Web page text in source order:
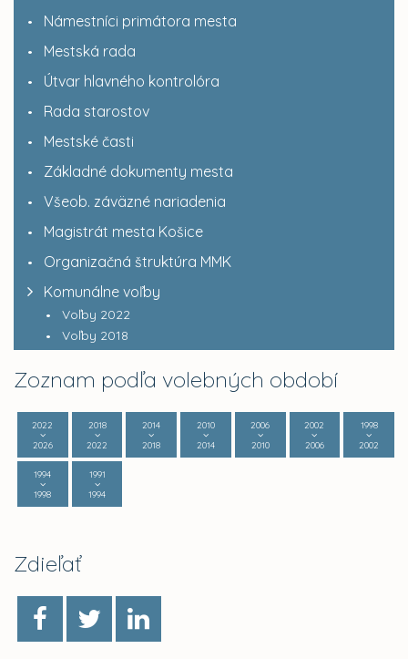
Námestníci primátora mesta
Mestská rada
Útvar hlavného kontrolóra
Rada starostov
Mestské časti
Základné dokumenty mesta
Všeob. záväzné nariadenia
Magistrát mesta Košice
Organizačná štruktúra MMK
Komunálne voľby
Voľby 2022
Voľby 2018
Zoznam podľa volebných období
2022
2026
2018
2022
2014
2018
2010
2014
2006
2010
2002
2006
1998
2002
1994
1998
1991
1994
Zdieľať